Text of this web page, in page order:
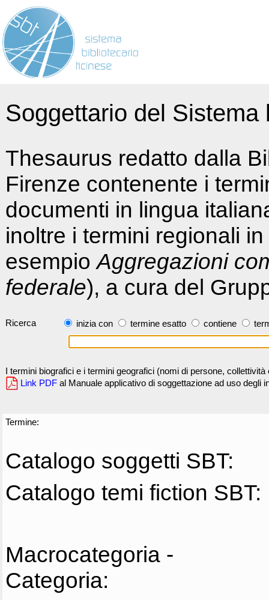
Soggettario del
Thesaurus redatto dalla
Firenze contenente i
documenti in lingua
inoltre i termini regionali
esempioAggregazioni
federale), a cura del
Ricerca inizia con termine esatto contiene
I termini biografici e i termini geografici (nomi di persone,
Link PDF al Manuale applicativo di soggettazione ad uso degli
Termine:
Catalogo soggetti SBT:
Catalogo temi fiction SBT:
Macrocategoria -
Categoria: